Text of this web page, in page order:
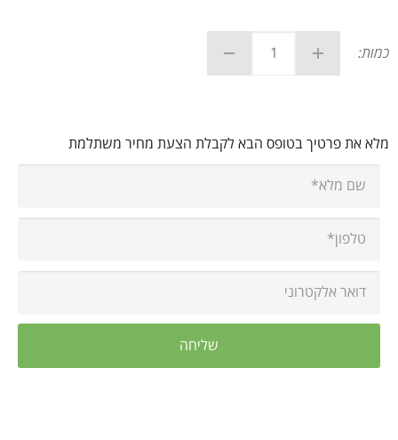
כמות:
מלא את פרטיך בטופס הבא לקבלת הצעת מחיר משתלמת